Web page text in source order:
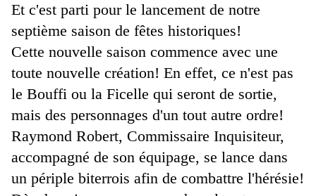
Et c'est parti pour le lancement de notre
septième saison de fêtes historiques!
Cette nouvelle saison commence avec une
toute nouvelle création! En effet, ce n'est pas
le Bouffi ou la Ficelle qui seront de sortie,
mais des personnages d'un tout autre ordre!
Raymond Robert, Commissaire Inquisiteur,
accompagné de son équipage, se lance dans
un périple biterrois afin de combattre l'hérésie!